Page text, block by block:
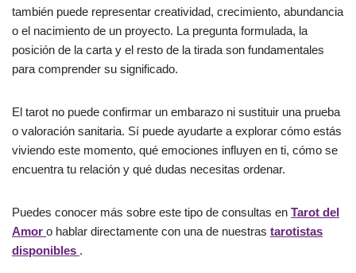
también puede representar creatividad, crecimiento, abundancia
o el nacimiento de un proyecto. La pregunta formulada, la
posición de la carta y el resto de la tirada son fundamentales
para comprender su significado.
El tarot no puede confirmar un embarazo ni sustituir una prueba
o valoración sanitaria. Sí puede ayudarte a explorar cómo estás
viviendo este momento, qué emociones influyen en ti, cómo se
encuentra tu relación y qué dudas necesitas ordenar.
Puedes conocer más sobre este tipo de consultas en Tarot del
Amor o hablar directamente con una de nuestras tarotistas
disponibles .